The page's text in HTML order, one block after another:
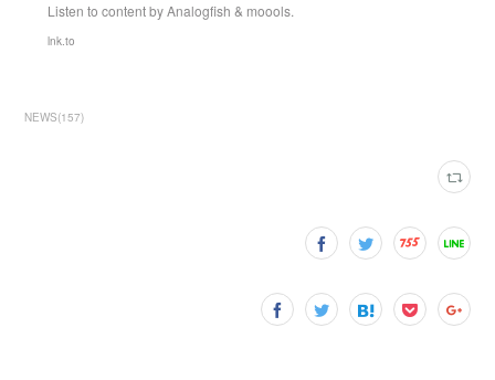
Listen to content by Analogfish & moools.
lnk.to
NEWS(157)